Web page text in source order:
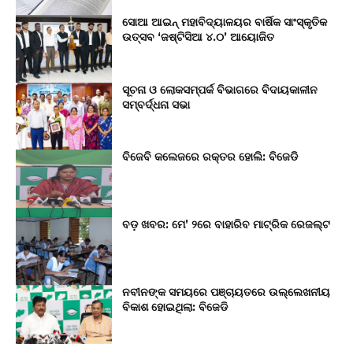
ସୋଆ ଆଇନ୍ ମହାବିଦ୍ୟାଳୟର ବାର୍ଷିକ ସାଂସ୍କୃତିକ
ଉତ୍ସବ ‘ଜଷ୍ଟିସିଆ ୪.୦’ ଆୟୋଜିତ
ସୂଚନା ଓ ଲୋକସମ୍ପର୍କ ବିଭାଗରେ ବିଦାୟକାଳୀନ
ସମ୍ବର୍ଦ୍ଧନା ସଭା
ବିଜେବି କଲେଜରେ ରକ୍ତର ହୋଲି: ବିଜେଡି
ବଡ଼ ଖବର: ମେ’ ୨ରେ ବାହାରିବ ମାଟ୍ରିକ ରେଜଲ୍ଟ
ନବୀନଙ୍କ ସମୟରେ ପଞ୍ଚାୟତରେ ଉଲ୍ଲେଖନୀୟ
ବିକାଶ ହୋଇଥିଲା: ବିଜେଡି